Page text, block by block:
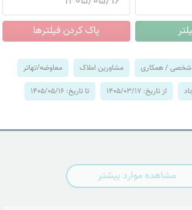
شخصی / همکاری مشاورین املاک معاوضه/تهاتر
از تاریخ: 1405/03/17 تا تاریخ: 1405/05/16
مشاهده موارد بیشتر